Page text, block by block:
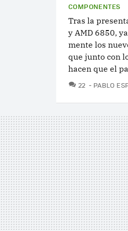
COMPONENTES
Tras la
y AMD 6850,
mente los
que junto con
hacen que el
22
PABLO